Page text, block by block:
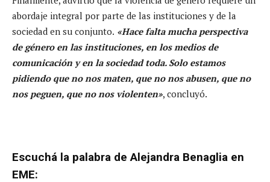
abordaje integral por parte de las instituciones y de la
sociedad en su conjunto. «Hace falta mucha perspectiva
de género en las instituciones, en los medios de
comunicación y en la sociedad toda. Solo estamos
pidiendo que no nos maten, que no nos abusen, que no
nos peguen, que no nos violenten», concluyó.
Escuchá la palabra de Alejandra Benaglia en
EME: